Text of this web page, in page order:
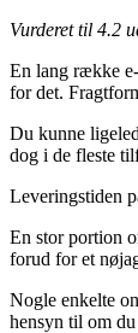
Vurderet til 4.2
En lang række
for det.
Du kunne
dog i de fleste
Leveringstiden
En stor portion
forud for et
Nogle enkelte
hensyn til om